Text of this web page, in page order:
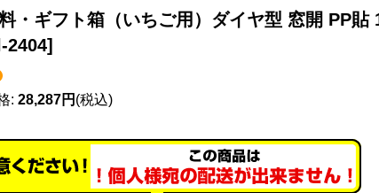
・ギフト箱（いちご用）ダイヤ型 窓開 PP
2404]
: 28,287円 (税込)